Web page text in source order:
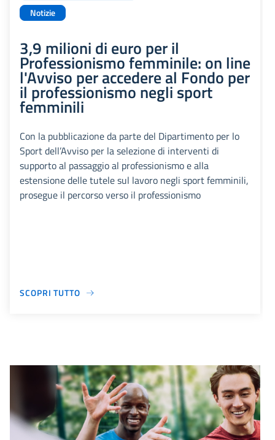
Notizie
3,9 milioni di euro per il
Professionismo femminile: on line
l'Avviso per accedere al Fondo per
il professionismo negli sport
femminili
Con la pubblicazione da parte del Dipartimento per lo
Sport dell’Avviso per la selezione di interventi di
supporto al passaggio al professionismo e alla
estensione delle tutele sul lavoro negli sport femminili,
prosegue il percorso verso il professionismo
SCOPRI TUTTO